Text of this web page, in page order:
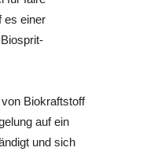
es einer
Biokraftstoff
auf ein
und sich